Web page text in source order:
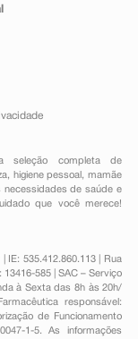
seleção completa de
, higiene pessoal ,mamãe
de saúde e
que você merece!
IE: 535.412.860.113 | Rua
585 | SAC – Serviço
à Sexta das 8h às 20h/
responsável:
de Funcionamento
1-5. As informações